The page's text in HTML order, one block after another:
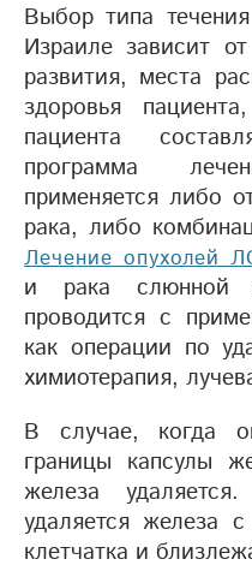
Выбор типа
Израиле зависит
развития, места
здоровья
пациента
программа
применяется либо
рака, либо
Лечение опухолей
и рака слюнной
проводится с
как операции по
химиотерапия,
В случае, когда
границы капсулы
железа
удаляется железа
клетчатка и